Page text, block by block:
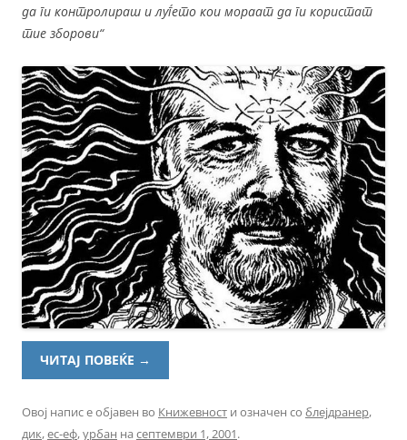
да ги контролираш и луѓето кои мораат да ги користат
тие зборови“
ЧИТАЈ ПОВЕЌЕ →
Овој напис е објавен во Книжевност и означен со блејдранер,
дик,ес-еф,урбан на септември 1, 2001.